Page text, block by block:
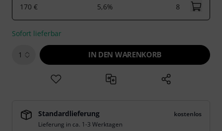
170 €
5,6% 8
Sofort lieferbar
1 IN DEN WARENKORB
Standardlieferung
kostenlos
Lieferung in ca. 1-3 Werktagen